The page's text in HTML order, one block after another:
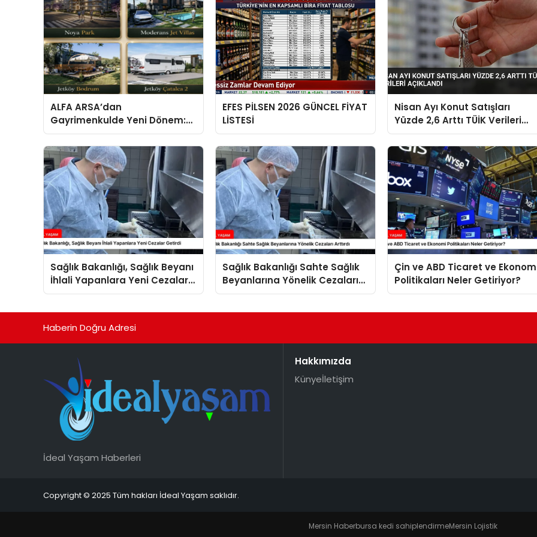
ALFA ARSA’dan
Gayrimenkulde Yeni Dönem:
Premium Yaşam ve Yatırım
Fırsatları Bir Arada
EFES PİLSEN 2026 GÜNCEL FİYAT
LİSTESİ
Nisan Ayı Konut Satışları
Yüzde 2,6 Arttı TÜİK Verileri
Açıklandı
Sağlık Bakanlığı, Sağlık Beyanı
İhlali Yapanlara Yeni Cezalar
Getirdi
Sağlık Bakanlığı Sahte Sağlık
Beyanlarına Yönelik Cezaları
Arttırdı
Çin ve ABD Ticaret ve
Politikaları Neler Getiriyor?
Haberin Doğru Adresi
İdeal Yaşam Haberleri
Hakkımızda
Künyeİletişim
Copyright © 2025 Tüm hakları İdeal Yaşam saklıdır.
Mersin Haberbursa kedi sahiplendirmeMersin Lojistik